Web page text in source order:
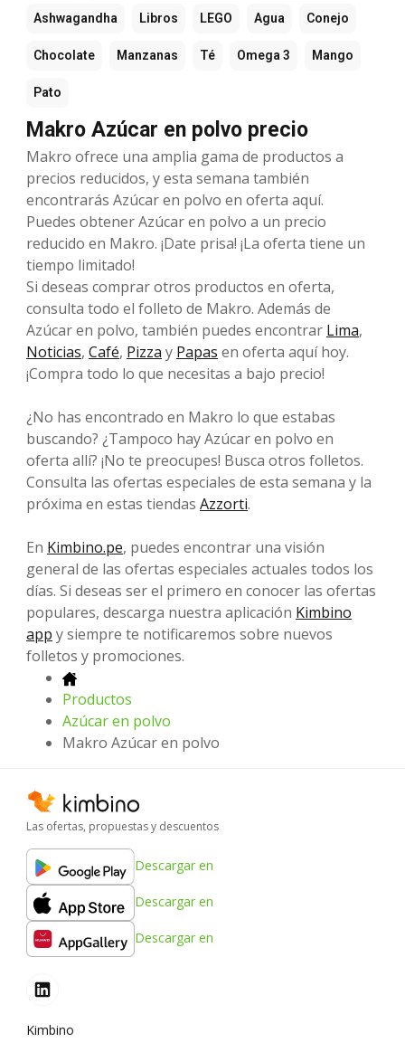
Ashwagandha Libros LEGO Agua Conejo
Chocolate Manzanas Té Omega 3 Mango
Pato
Makro Azúcar en polvo precio
Makro ofrece una amplia gama de productos a
precios reducidos, y esta semana también
encontrarás Azúcar en polvo en oferta aquí.
Puedes obtener Azúcar en polvo a un precio
reducido en Makro. ¡Date prisa! ¡La oferta tiene un
tiempo limitado!
Si deseas comprar otros productos en oferta,
consulta todo el folleto de Makro. Además de
Azúcar en polvo, también puedes encontrar Lima,
Noticias, Café, Pizza y Papas en oferta aquí hoy.
¡Compra todo lo que necesitas a bajo precio!
¿No has encontrado en Makro lo que estabas
buscando? ¿Tampoco hay Azúcar en polvo en
oferta allí? ¡No te preocupes! Busca otros folletos.
Consulta las ofertas especiales de esta semana y la
próxima en estas tiendas Azzorti.
En Kimbino.pe, puedes encontrar una visión
general de las ofertas especiales actuales todos los
días. Si deseas ser el primero en conocer las ofertas
populares, descarga nuestra aplicación Kimbino
app y siempre te notificaremos sobre nuevos
folletos y promociones.
Productos
Azúcar en polvo
Makro Azúcar en polvo
Las ofertas, propuestas y descuentos
Descargar en
Descargar en
Descargar en
Kimbino